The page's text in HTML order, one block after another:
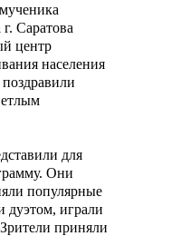
Саратова
центр
населения
для
Они
популярные
дуэтом, играли
приняли